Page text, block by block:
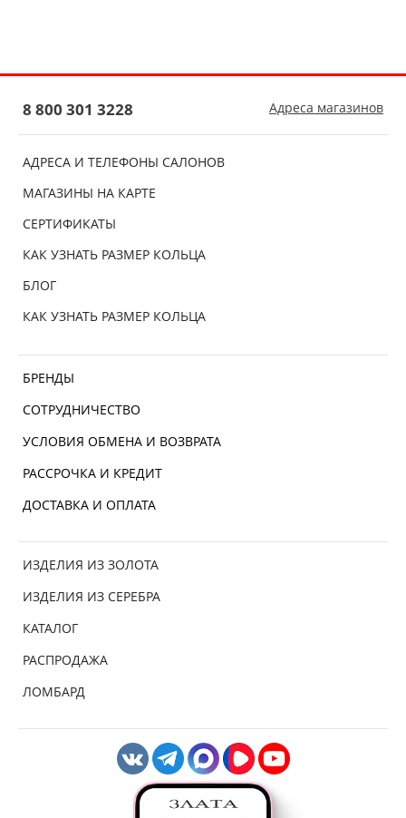
АДРЕСА И ТЕЛЕФОНЫ САЛОНОВ
МАГАЗИНЫ НА КАРТЕ
СЕРТИФИКАТЫ
КАК УЗНАТЬ РАЗМЕР КОЛЬЦА
БЛОГ
КАК УЗНАТЬ РАЗМЕР КОЛЬЦА
БРЕНДЫ
СОТРУДНИЧЕСТВО
УСЛОВИЯ ОБМЕНА И ВОЗВРАТА
РАССРОЧКА И КРЕДИТ
ДОСТАВКА И ОПЛАТА
ИЗДЕЛИЯ ИЗ ЗОЛОТА
ИЗДЕЛИЯ ИЗ СЕРЕБРА
КАТАЛОГ
РАСПРОДАЖА
ЛОМБАРД
8 800 301 3228 Адреса магазинов